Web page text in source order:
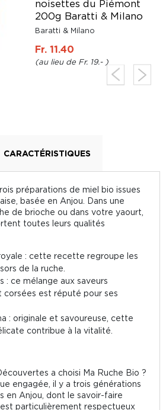
noisettes du Piémont
200g Baratti & Milano
Baratti & Milano
Fr. 11.40
Fr. 19.-
CARACTÉRISTIQUES
préparations de miel bio issues
basée en Anjou. Dans une
de brioche ou dans votre yaourt,
toutes leurs qualités
: cette recette regroupe les
de la ruche.
: ce mélange aux saveurs
corsées est réputé pour ses
: originale et savoureuse, cette
contribue à la vitalité.
a choisi Ma Ruche Bio ?
engagée, il y a trois générations
en Anjou, dont le savoir-faire
particulièrement respectueux